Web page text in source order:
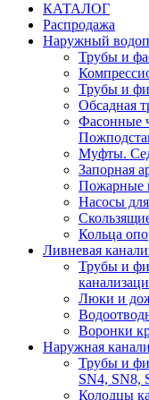
КАТАЛОГ
Распродажа
Наружный
Трубы и
Трубы и
Обсадная
Фасонные
Муфты.
Запорная
Пожарные
Насосы
Кольца
Ливневая
Трубы и
Люки и
Воронки
Наружная
Трубы и
SN4, SN8,
Колодцы